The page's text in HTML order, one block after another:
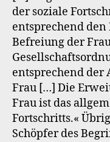
der soziale
entsprechend
Befreiung der
entsprechend der
Frau […] Die
Frau ist das
Fortschritts.«
Schöpfer des